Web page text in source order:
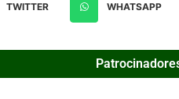
TWITTER WHATSAPP